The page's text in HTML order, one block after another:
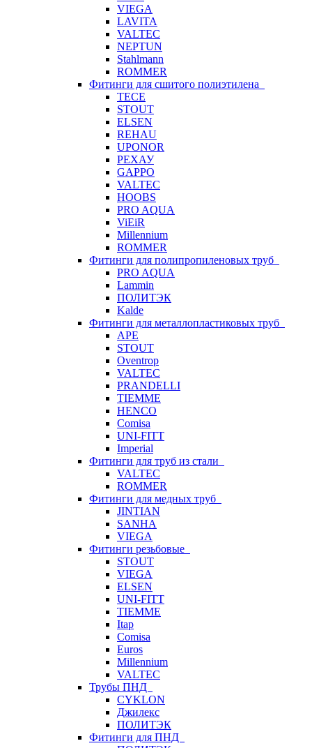
VIEGA
LAVITA
VALTEC
NEPTUN
Stahlmann
ROMMER
Фитинги для сшитого полиэтилена
TECE
STOUT
ELSEN
REHAU
UPONOR
РЕХАУ
GAPPO
VALTEC
HOOBS
PRO AQUA
ViEiR
Millennium
ROMMER
Фитинги для полипропиленовых труб
PRO AQUA
Lammin
ПОЛИТЭК
Kalde
Фитинги для металлопластиковых труб
APE
STOUT
Oventrop
VALTEC
PRANDELLI
TIEMME
HENCO
Comisa
UNI-FITT
Imperial
Фитинги для труб из стали
VALTEC
ROMMER
Фитинги для медных труб
JINTIAN
SANHA
VIEGA
Фитинги резьбовые
STOUT
VIEGA
ELSEN
UNI-FITT
TIEMME
Itap
Comisa
Euros
Millennium
VALTEC
Трубы ПНД
CYKLON
Джилекс
ПОЛИТЭК
Фитинги для ПНД